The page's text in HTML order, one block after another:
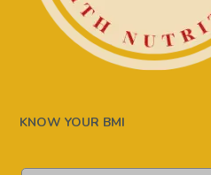
KNOW YOUR BMI